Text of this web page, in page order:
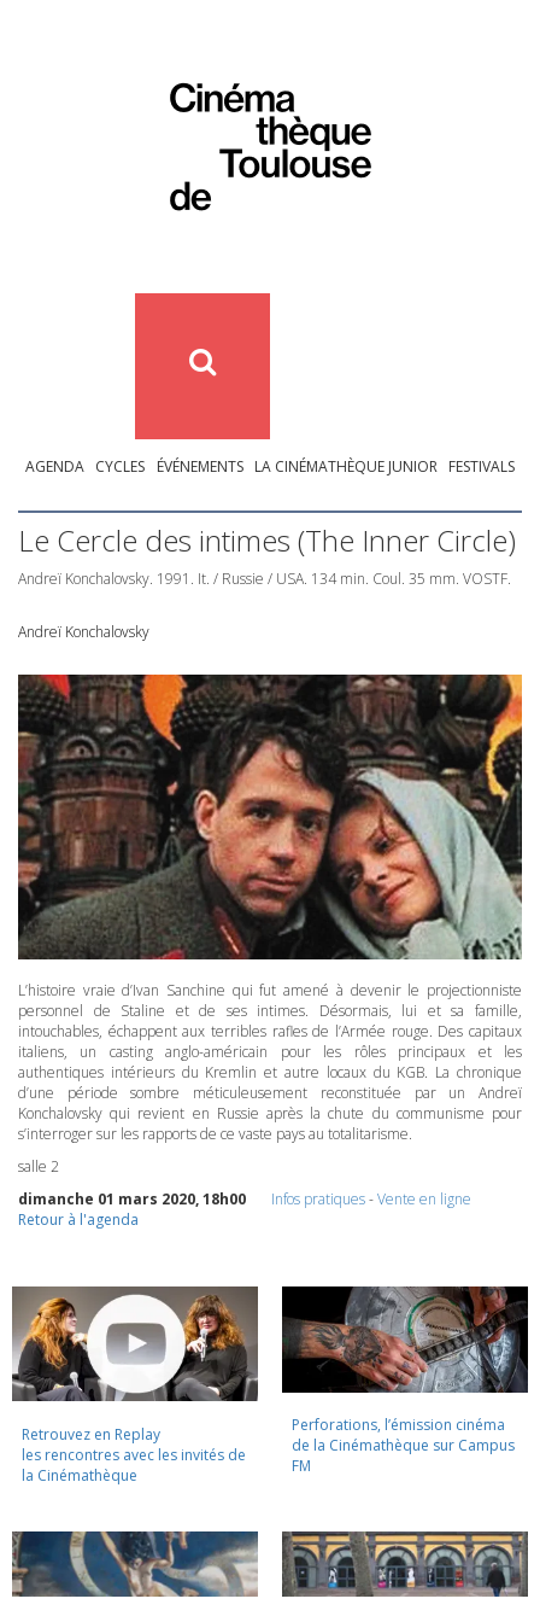
AGENDA CYCLES ÉVÉNEMENTS LA CINÉMATHÈQUE JUNIOR FESTIVALS
Le Cercle des intimes (The Inner Circle)
Andreï Konchalovsky. 1991. It. / Russie / USA. 134 min. Coul. 35 mm. VOSTF.
Andreï Konchalovsky
L’histoire vraie d’Ivan Sanchine qui fut amené à devenir le projectionniste
personnel de Staline et de ses intimes. Désormais, lui et sa famille,
intouchables, échappent aux terribles rafles de l’Armée rouge. Des capitaux
italiens, un casting anglo-américain pour les rôles principaux et les
authentiques intérieurs du Kremlin et autre locaux du KGB. La chronique
d’une période sombre méticuleusement reconstituée par un Andreï
Konchalovsky qui revient en Russie après la chute du communisme pour
s’interroger sur les rapports de ce vaste pays au totalitarisme.
salle 2
dimanche 01 mars 2020, 18h00
Infos pratiques-Vente en ligne
Retour à l'agenda
Retrouvez en Replay
les rencontres avec les invités de
la Cinémathèque
Perforations, l’émission cinéma
de la Cinémathèque sur Campus
FM